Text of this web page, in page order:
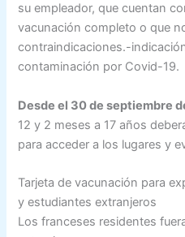
su empleador, que cuentan
vacunación completo o que
contraindicaciones.-
contaminación por Covid-19.
Desde el 30 de septiembre
12 y 2 meses a 17 años
para acceder a los lugares y
Tarjeta de vacunación para
y estudiantes extranjeros
Los franceses residentes